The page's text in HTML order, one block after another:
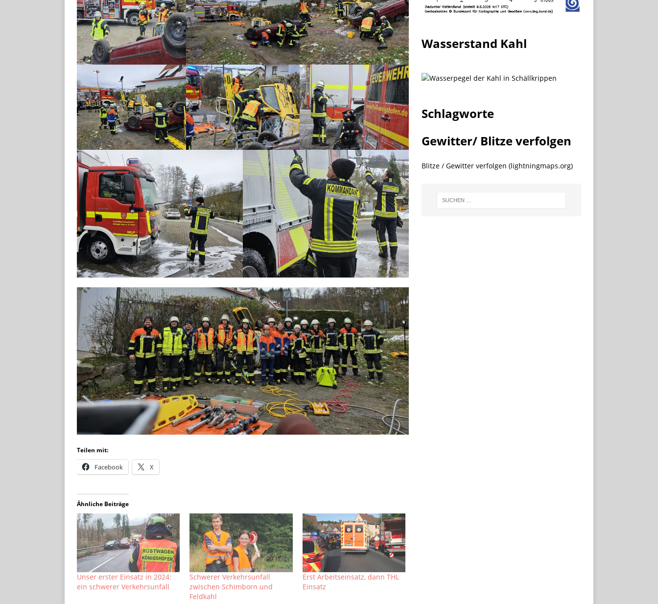
Teilen mit:
Facebook X
Ähnliche Beiträge
Unser erster Einsatz in 2024:
ein schwerer Verkehrsunfall
Schwerer Verkehrsunfall
zwischen Schimborn und
Feldkahl
Erst Arbeitseinsatz, dann THL
Einsatz
Wasserstand Kahl
Schlagworte
Gewitter/ Blitze verfolgen
Blitze / Gewitter verfolgen (lightningmaps.org)